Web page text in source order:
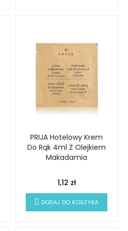
PRIJA Hotelowy Krem
Do Rąk 4ml Z Olejkiem
Makadamia
1,12 zł
DODAJ DO KOSZYKA